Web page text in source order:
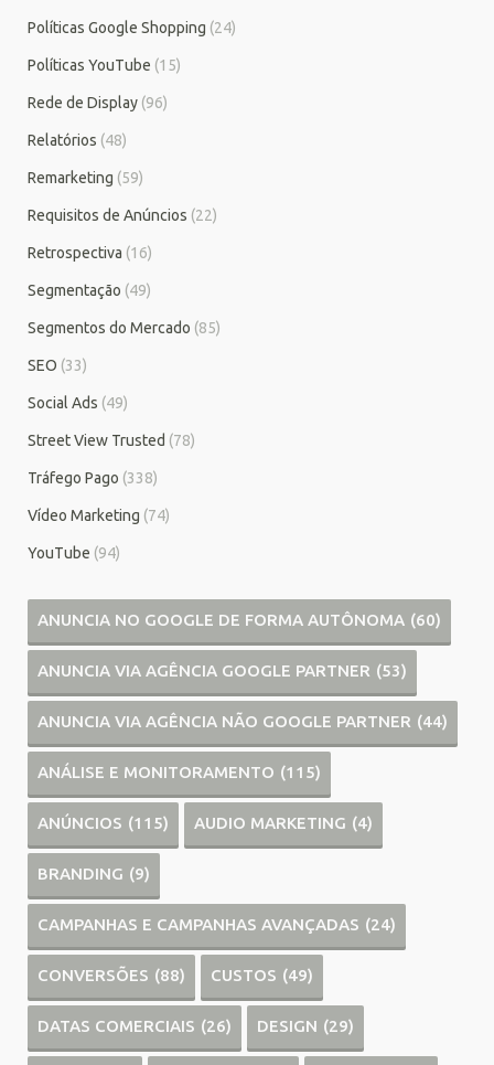
Políticas Google Shopping (24)
Políticas YouTube (15)
Rede de Display (96)
Relatórios (48)
Remarketing (59)
Requisitos de Anúncios (22)
Retrospectiva (16)
Segmentação (49)
Segmentos do Mercado (85)
SEO (33)
Social Ads (49)
Street View Trusted (78)
Tráfego Pago (338)
Vídeo Marketing (74)
YouTube (94)
ANUNCIA NO GOOGLE DE FORMA AUTÔNOMA (60)
ANUNCIA VIA AGÊNCIA GOOGLE PARTNER (53)
ANUNCIA VIA AGÊNCIA NÃO GOOGLE PARTNER (44)
ANÁLISE E MONITORAMENTO (115)
ANÚNCIOS (115) AUDIO MARKETING (4)
BRANDING (9)
CAMPANHAS E CAMPANHAS AVANÇADAS (24)
CONVERSÕES (88) CUSTOS (49)
DATAS COMERCIAIS (26) DESIGN (29)